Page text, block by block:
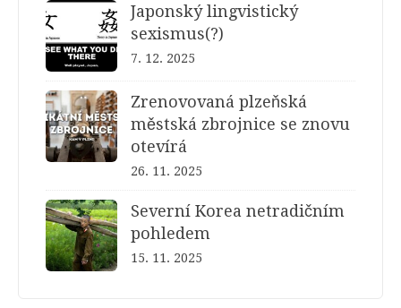
Japonský lingvistický
sexismus(?)
7. 12. 2025
Zrenovovaná plzeňská
městská zbrojnice se znovu
otevírá
26. 11. 2025
Severní Korea netradičním
pohledem
15. 11. 2025